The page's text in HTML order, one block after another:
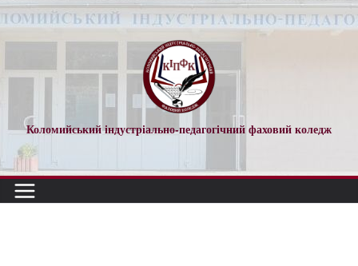
Перейти
до
Коломийський індустріально-педагогічний фаховий коледж